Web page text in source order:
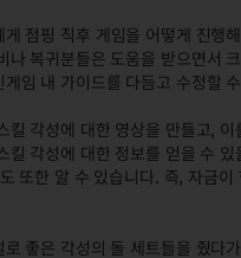
점핑 직후 게임을 어떻게 진행
나 복귀분들은 도움을 받으면서
임 내 가이드를 다듬고 수정할
킬 각성에 대한 영상을 만들고,
킬 각성에 대한 정보를 얻을 수
또한 알 수 있습니다. 즉, 자금
좋은 각성의 돌 세트들을 줬